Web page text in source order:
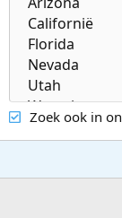
Zoek ook in